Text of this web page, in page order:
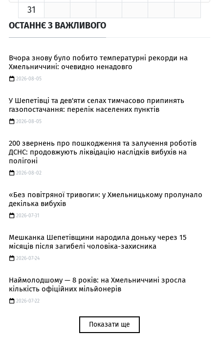
31
ОСТАННЄ З ВАЖЛИВОГО
Вчора знову було побито температурні рекорди на
Хмельниччині: очевидно ненадовго
2026-08-05
У Шепетівці та дев'яти селах тимчасово припинять
газопостачання: перелік населених пунктів
2026-08-05
200 звернень про пошкодження та залучення роботів
ДСНС: продовжують ліквідацію наслідків вибухів на
полігоні
2026-08-02
«Без повітряної тривоги»: у Хмельницькому пролунало
декілька вибухів
2026-07-31
Мешканка Шепетівщини народила доньку через 15
місяців після загибелі чоловіка-захисника
2026-07-24
Наймолодшому — 8 років: на Хмельниччині зросла
кількість офіційних мільйонерів
2026-07-22
Показати ще